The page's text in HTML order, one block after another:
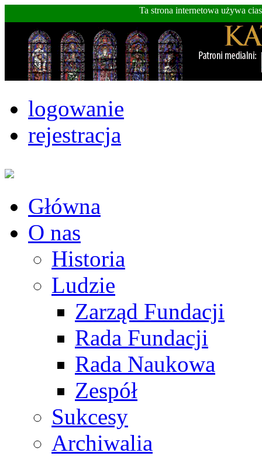
Ta strona internetowa używa
logowanie
rejestracja
Główna
O nas
Historia
Ludzie
Zarząd Fundacji
Rada Fundacji
Rada Naukowa
Zespół
Sukcesy
Archiwalia